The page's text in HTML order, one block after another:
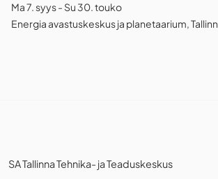
Ma 7. syys - Su 30. touko
Energia avastuskeskus ja planetaarium, Tallinn
SA Tallinna Tehnika- ja Teaduskeskus